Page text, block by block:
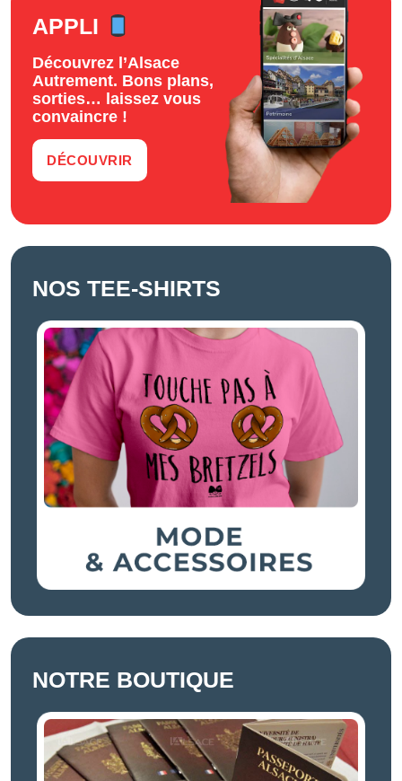
APPLI
Découvrez l’Alsace
Autrement. Bons plans,
sorties… laissez vous
convaincre !
DÉCOUVRIR
NOS TEE-SHIRTS
NOTRE BOUTIQUE